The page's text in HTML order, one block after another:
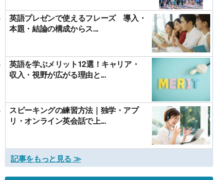
英語プレゼンで使えるフレーズ 導入・
本題・結論の構成からス...
英語を学ぶメリット12選！キャリア・
収入・視野が広がる理由と...
スピーキングの練習方法｜独学・アプ
リ・オンライン英会話で上...
記事をもっと見る ≫